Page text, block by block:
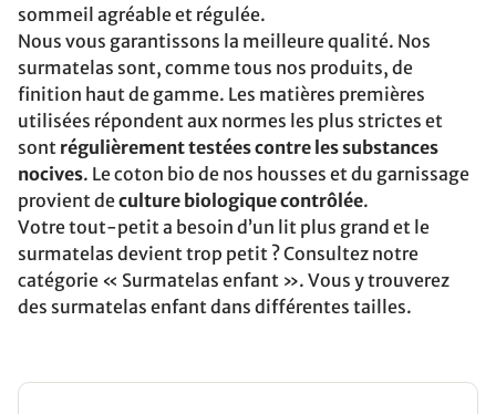
sommeil agréable et régulée.
Nous vous garantissons la meilleure qualité. Nos
surmatelas sont, comme tous nos produits, de
finition haut de gamme. Les matières premières
utilisées répondent aux normes les plus strictes et
sont régulièrement testées contre les substances
nocives. Le coton bio de nos housses et du garnissage
provient deculture biologique contrôlée.
Votre tout-petit a besoin d’un lit plus grand et le
surmatelas devient trop petit ? Consultez notre
catégorie « Surmatelas enfant ». Vous y trouverez
des surmatelas enfant dans différentes tailles.